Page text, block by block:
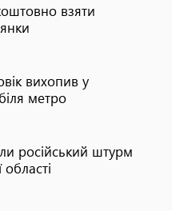
взяти
вихопив у
метро
російський штурм
області